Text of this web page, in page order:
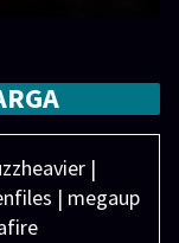
|
| megaup